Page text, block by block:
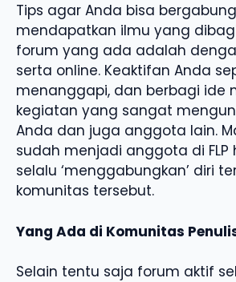
Tips agar Anda bisa
mendapatkan ilmu yang
forum yang ada adalah
serta online. Keaktifan Anda
menanggapi, dan berbagi ide
kegiatan yang sangat
Anda dan juga anggota lain.
sudah menjadi anggota di FLP
selalu ‘menggabungkan’ diri
komunitas tersebut.
Yang Ada di Komunitas
Selain tentu saja forum aktif